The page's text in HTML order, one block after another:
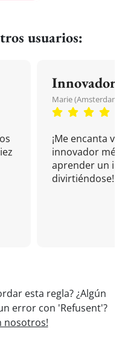
usuarios:
Innovador
Marie (Amsterdam,
¡Me encanta
innovador
aprender un
divirtiéndose!
esta regla? ¿Algún
error con 'Refusent'?
nosotros!